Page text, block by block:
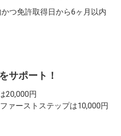
つ免許取得日から6ヶ月以内
サポート！
20,000円
ァーストステップは10,000円